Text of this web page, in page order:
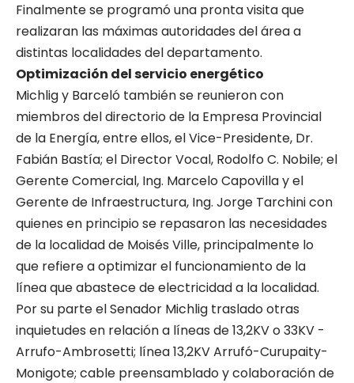
Finalmente se programó una pronta visita que
realizaran las máximas autoridades del área a
distintas localidades del departamento.
Optimización del servicio energético
Michlig y Barceló también se reunieron con
miembros del directorio de la Empresa Provincial
de la Energía, entre ellos, el Vice-Presidente, Dr.
Fabián Bastía; el Director Vocal, Rodolfo C. Nobile; el
Gerente Comercial, Ing. Marcelo Capovilla y el
Gerente de Infraestructura, Ing. Jorge Tarchini con
quienes en principio se repasaron las necesidades
de la localidad de Moisés Ville, principalmente lo
que refiere a optimizar el funcionamiento de la
línea que abastece de electricidad a la localidad.
Por su parte el Senador Michlig traslado otras
inquietudes en relación a líneas de 13,2KV o 33KV -
Arrufo-Ambrosetti; línea 13,2KV Arrufó-Curupaity-
Monigote; cable preensamblado y colaboración de